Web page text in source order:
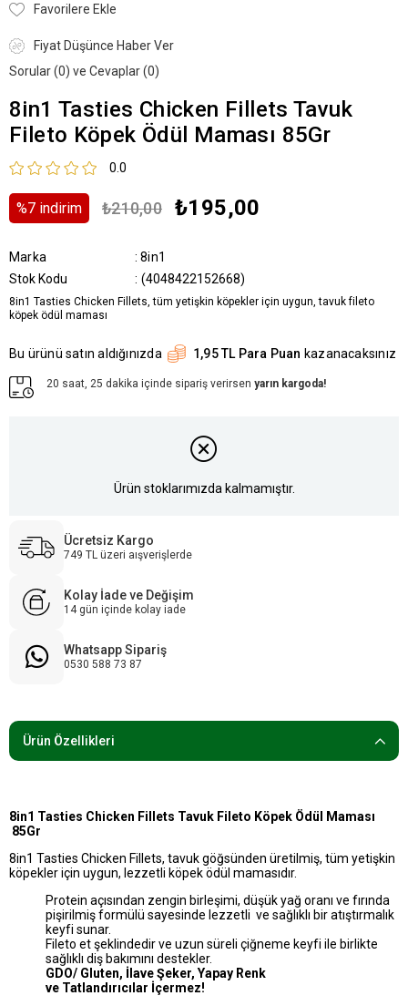
Favorilere Ekle
Fiyat Düşünce Haber Ver
Sorular (0) ve Cevaplar (0)
8in1 Tasties Chicken Fillets Tavuk
Fileto Köpek Ödül Maması 85Gr
0.0
%7 i̇ndirim ₺210,00 ₺195,00
Marka : 8in1
Stok Kodu
(4048422152668)
8in1 Tasties Chicken Fillets, tüm yetişkin köpekler için uygun, tavuk fileto
köpek ödül maması
Bu ürünü satın aldığınızda 1,95 TL Para Puan kazanacaksınız
20 saat, 25 dakika içinde sipariş verirsen yarın kargoda!
Ürün stoklarımızda kalmamıştır.
Ücretsiz Kargo
749 TL üzeri aışverişlerde
Kolay İade ve Değişim
14 gün içinde kolay iade
Whatsapp Sipariş
0530 588 73 87
Ürün Özellikleri
8in1 Tasties Chicken Fillets Tavuk Fileto Köpek Ödül Maması
85Gr
8in1 Tasties Chicken Fillets, tavuk göğsünden üretilmiş, tüm yetişkin
köpekler için uygun, lezzetli köpek ödül mamasıdır.
Protein açısından zengin birleşimi, düşük yağ oranı ve fırında
pişirilmiş formülü sayesinde lezzetli ve sağlıklı bir atıştırmalık
keyfi sunar.
Fileto et şeklindedir ve uzun süreli çiğneme keyfi ile birlikte
sağlıklı diş bakımını destekler.
GDO/ Gluten, İlave Şeker, Yapay Renk
ve Tatlandırıcılar İçermez!